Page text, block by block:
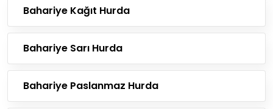
Bahariye Kağıt Hurda
Bahariye Sarı Hurda
Bahariye Paslanmaz Hurda